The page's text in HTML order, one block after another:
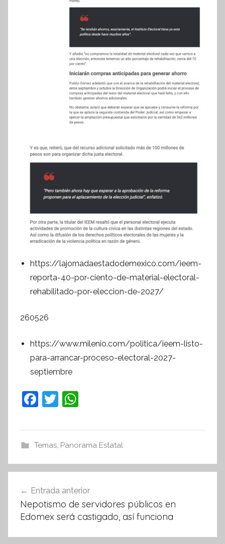
https://lajornadaestadodemexico.com/ieem-
reporta-40-por-ciento-de-material-electoral-
rehabilitado-por-eleccion-de-2027/
260526
https://www.milenio.com/politica/ieem-listo-
para-arrancar-proceso-electoral-2027-
septiembre
F
e
b
o
k
T
er s
A
p
Temas, Panorama Estatal
de
entradas
Entrada anterior
Nepotismo de servidores públicos en
Edomex será castigado, así funciona